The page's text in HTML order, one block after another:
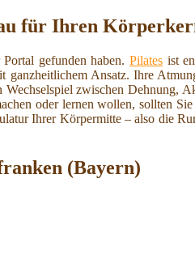
für Ihren
Portal gefunden haben.Pilates ist
Ansatz. Ihre
zwischen Dehnung,
oder lernen wollen, sollten
Ihrer Körpermitte – also die
(Bayern)